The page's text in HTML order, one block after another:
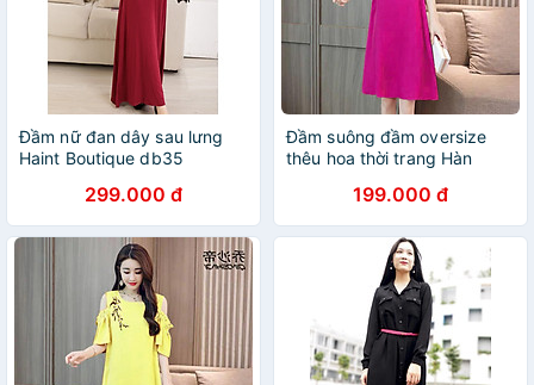
Đầm nữ đan dây sau lưng
Haint Boutique db35
299.000 đ
Đầm suông đầm oversize
thêu hoa thời trang Hàn
199.000 đ